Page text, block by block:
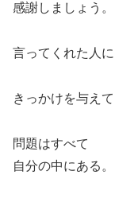
感謝しましょう。
言ってくれた人に
きっかけを与え
問題はすべて
自分の中にある。